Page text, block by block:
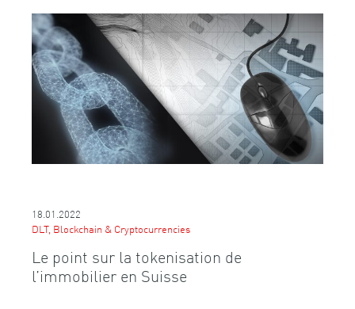
18.01.2022
DLT, Blockchain & Cryptocurrencies
Le point sur la tokenisation de
l’immobilier en Suisse